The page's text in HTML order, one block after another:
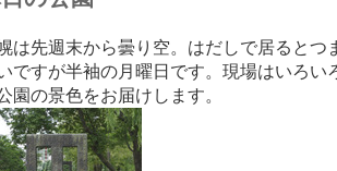
は先週末から曇り空。はだしで居るとつ
ですが半袖の月曜日です。現場はいろい
園の景色をお届けします。